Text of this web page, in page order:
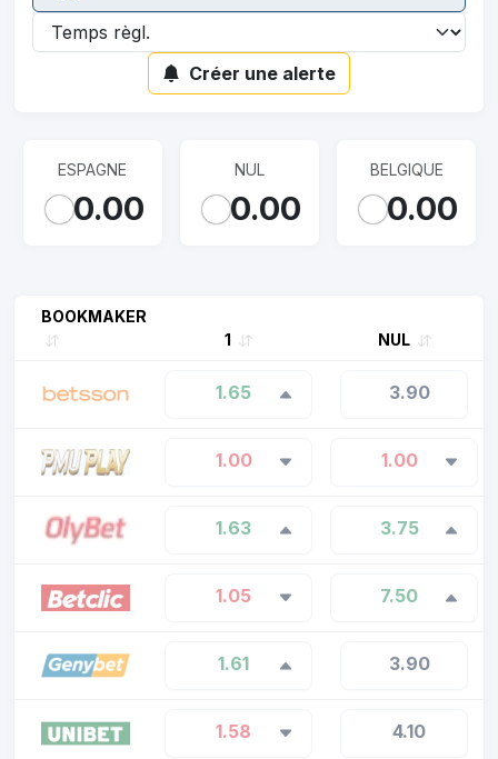
Créer une alerte
ESPAGNE
0.00
NUL
0.00
BELGIQUE
0.00
BOOKMAKER
1
NUL
1.65 3.90
1.00 1.00
1.63 3.75
1.05 7.50
1.61 3.90
1.58 4.10